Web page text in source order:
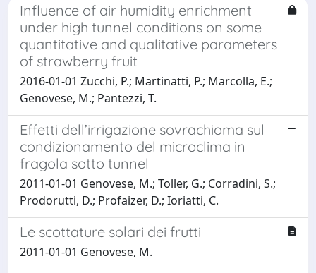
Influence of air humidity enrichment
under high tunnel conditions on some
quantitative and qualitative parameters
of strawberry fruit
2016-01-01 Zucchi, P.; Martinatti, P.; Marcolla, E.;
Genovese, M.; Pantezzi, T.
Effetti dell’irrigazione sovrachioma sul
condizionamento del microclima in
fragola sotto tunnel
2011-01-01 Genovese, M.; Toller, G.; Corradini, S.;
Prodorutti, D.; Profaizer, D.; Ioriatti, C.
Le scottature solari dei frutti
2011-01-01 Genovese, M.